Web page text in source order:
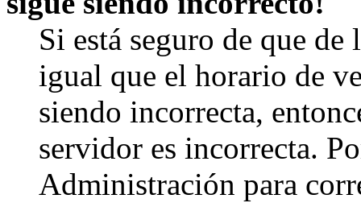
Si está seguro de que
igual que el horario de
siendo incorrecta,
servidor es incorrecta.
Administración para